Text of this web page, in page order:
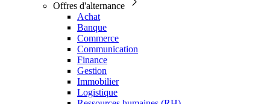
Offres d'alternance
Achat
Banque
Commerce
Communication
Finance
Gestion
Immobilier
Logistique